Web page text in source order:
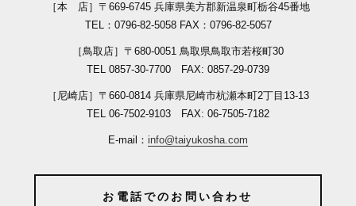
［本 店］ 〒669-6745 兵庫県美方郡新温泉町栃谷45番地
TEL：0796-82-5058 FAX：0796-82-5057
［鳥取店］ 〒680-0051 鳥取県鳥取市若桜町30
TEL 0857-30-7700 FAX: 0857-29-0739
［尼崎店］ 〒660-0814 兵庫県尼崎市杭瀬本町2丁目13-13
TEL 06-7502-9103 FAX: 06-7505-7182
E-mail： info@taiyukosha.com
お電話でのお問い合わせ